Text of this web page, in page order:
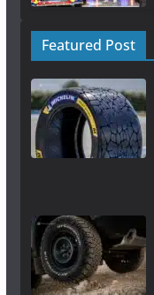
Featured Post